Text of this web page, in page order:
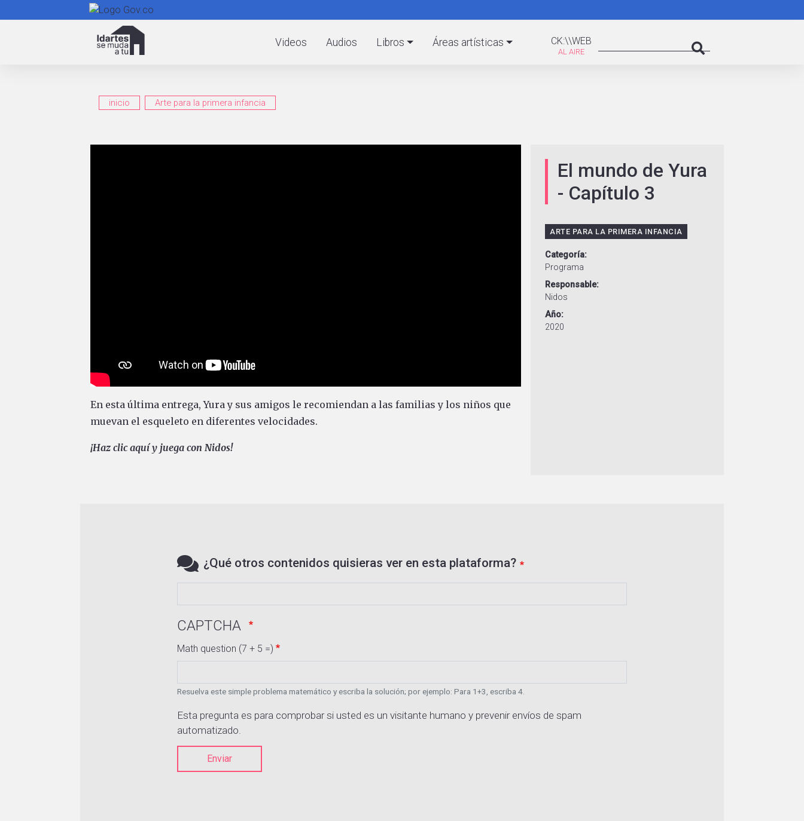
al
contenido
CK:\WEB
CK:\\WEB
Videos Audios Libros Áreas artísticas
inicio Arte para la primera infancia
En esta última entrega, Yura y sus amigos le recomiendan a las familias y los niños que
muevan el esqueleto en diferentes velocidades.
¡Haz clic aquí y juega con Nidos!
El mundo de Yura
- Capítulo 3
ARTE PARA LA PRIMERA INFANCIA
Categoría
Programa
Responsable
Nidos
Año
2020
¿Qué otros contenidos quisieras ver en esta plataforma?
CAPTCHA
Math question (7 + 5 =)
Resuelva este simple problema matemático y escriba la solución; por ejemplo: Para 1+3, escriba 4.
Esta pregunta es para comprobar si usted es un visitante humano y prevenir envíos de spam
automatizado.
Enviar